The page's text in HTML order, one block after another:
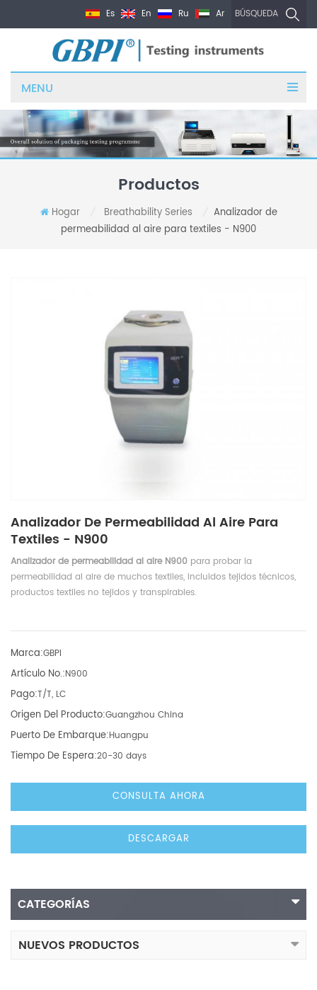
BÚSQUEDA
Es En Ru Ar
MENU
Productos
Hogar Breathability Series
Analizador de
permeabilidad al aire para textiles - N900
Analizador De Permeabilidad Al Aire Para
Textiles - N900
Analizador de permeabilidad al aire N900 para probar la
permeabilidad al aire de muchos textiles, incluidos tejidos técnicos,
productos textiles no tejidos y transpirables.
Marca:GBPI
Artículo No.:N900
Pago:T/T, LC
Origen Del Producto:Guangzhou China
Puerto De Embarque:Huangpu
Tiempo De Espera:20-30 days
CONSULTA AHORA
DESCARGAR
CATEGORÍAS
NUEVOS PRODUCTOS